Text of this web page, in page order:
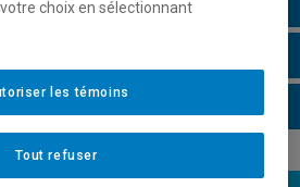
choix en sélectionnant
Tout refuser
les témoins